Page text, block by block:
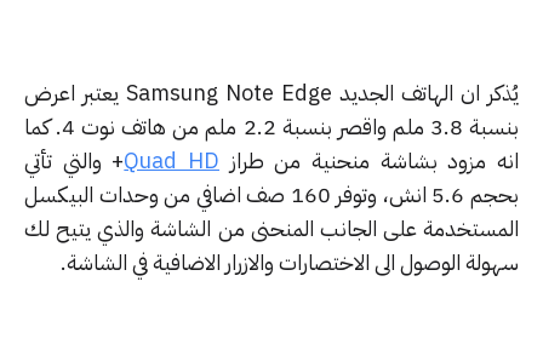
يُذكر ان الهاتف الجديد Samsung Note Edge يعتبر اعرض
بنسبة 3.8 ملم واقصر بنسبة 2.2 ملم من هاتف نوت 4. كما
مزود بشاشة منحنية من طرازQuad HD+ والتي تأتي
بحجم 5.6 انش، وتوفر 160 صف اضافي من وحدات البيكسل
على الجانب المنحنى من الشاشة والذي يتيح لك
الوصول الى الاختصارات والازرار الاضافية في الشاشة.